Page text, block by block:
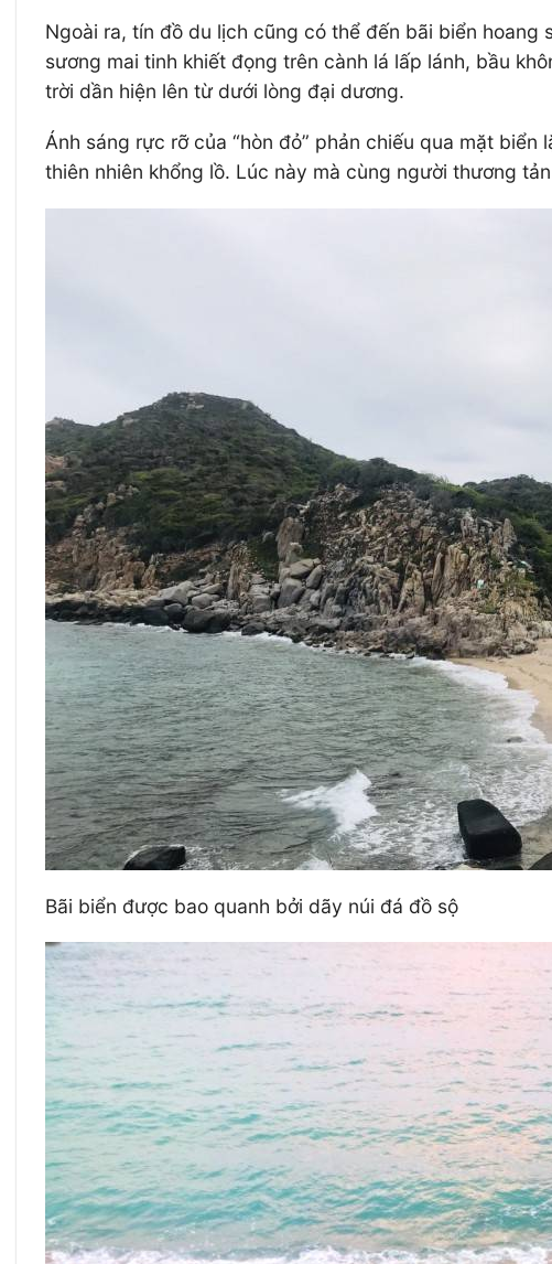
Ngoài ra, tín đồ du lịch cũng có thể đến bãi biển
sương mai tinh khiết đọng trên cành lá lấp lánh, bầu
trời dần hiện lên từ dưới lòng đại dương.
Ánh sáng rực rỡ của “hòn đỏ” phản chiếu qua mặt
thiên nhiên khổng lồ. Lúc này mà cùng người thương
Bãi biển được bao quanh bởi dãy núi đá đồ sộ